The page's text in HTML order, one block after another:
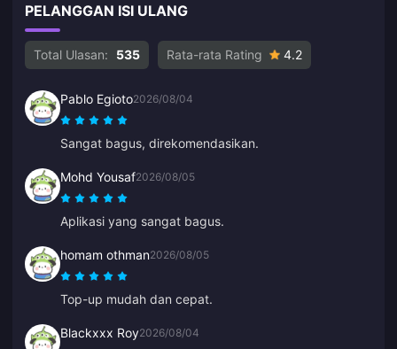
PELANGGAN ISI ULANG
Total Ulasan: 535 Rata-rata Rating 4.2
Pablo Egioto2026/08/04
Sangat bagus, direkomendasikan.
Mohd Yousaf2026/08/05
Aplikasi yang sangat bagus.
homam othman2026/08/05
Top-up mudah dan cepat.
Blackxxx Roy2026/08/04